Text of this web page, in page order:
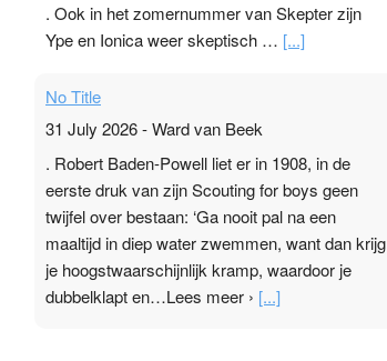
. Ook in het zomernummer van Skepter zijn
Ype en Ionica weer skeptisch … [...]
No Title
31 July 2026-Ward van Beek
. Robert Baden-Powell liet er in 1908, in de
eerste druk van zijn Scouting for boys geen
twijfel over bestaan: ‘Ga nooit pal na een
maaltijd in diep water zwemmen, want dan krijg
je hoogstwaarschijnlijk kramp, waardoor je
dubbelklapt en…Lees meer › [...]